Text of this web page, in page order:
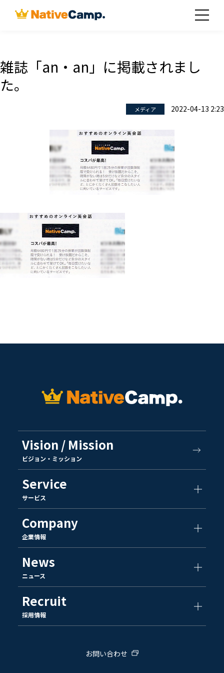
雑誌「an・an」に掲載されまし
た。
メディア 2022-04-13 2:23
Vision / Mission
ビジョン・ミッション
Service
サービス
Company
企業情報
News
ニュース
Recruit
採用情報
お問い合わせ